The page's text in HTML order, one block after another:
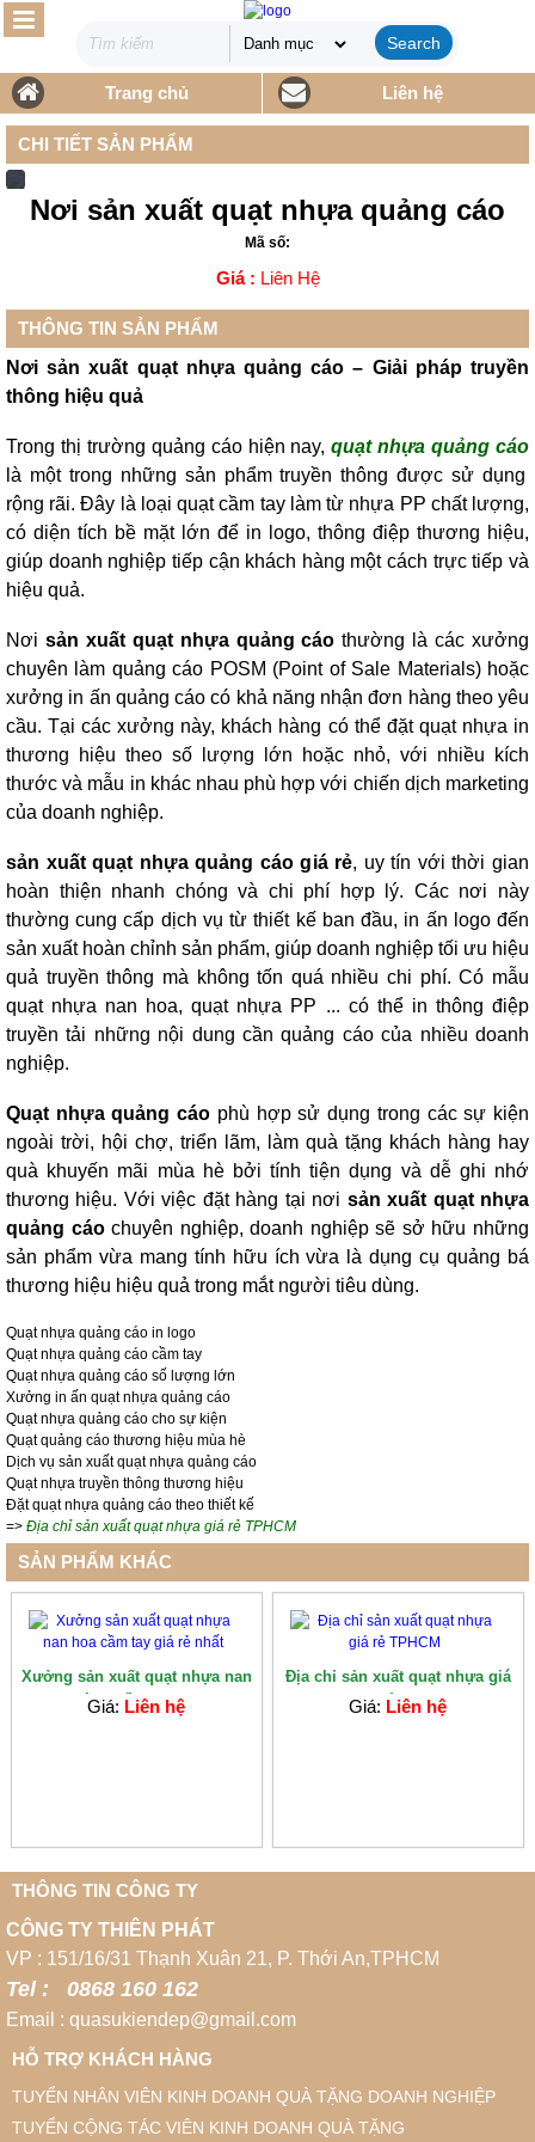
Search
Trang chủ Liên hệ
CHI TIẾT SẢN PHẨM
Nơi sản xuất quạt nhựa quảng cáo
Mã số:
Giá : Liên Hệ
THÔNG TIN SẢN PHẨM
Nơi sản xuất quạt nhựa quảng cáo – Giải pháp truyền
thông hiệu quả
Trong thị trường quảng cáo hiện nay,quạt nhựa quảng cáo
là một trong những sản phẩm truyền thông được sử dụng
rộng rãi. Đây là loại quạt cầm tay làm từ nhựa PP chất lượng,
có diện tích bề mặt lớn để in logo, thông điệp thương hiệu,
giúp doanh nghiệp tiếp cận khách hàng một cách trực tiếp và
hiệu quả.
Nơi sản xuất quạt nhựa quảng cáo thường là các xưởng
chuyên làm quảng cáo POSM (Point of Sale Materials) hoặc
xưởng in ấn quảng cáo có khả năng nhận đơn hàng theo yêu
cầu. Tại các xưởng này, khách hàng có thể đặt quạt nhựa in
thương hiệu theo số lượng lớn hoặc nhỏ, với nhiều kích
thước và mẫu in khác nhau phù hợp với chiến dịch marketing
của doanh nghiệp.
sản xuất quạt nhựa quảng cáo giá rẻ, uy tín với thời gian
hoàn thiện nhanh chóng và chi phí hợp lý. Các nơi này
thường cung cấp dịch vụ từ thiết kế ban đầu, in ấn logo đến
sản xuất hoàn chỉnh sản phẩm, giúp doanh nghiệp tối ưu hiệu
quả truyền thông mà không tốn quá nhiều chi phí. Có mẫu
quạt nhựa nan hoa, quạt nhựa PP ... có thể in thông điệp
truyền tải những nội dung cần quảng cáo của nhiều doanh
nghiệp.
Quạt nhựa quảng cáo phù hợp sử dụng trong các sự kiện
ngoài trời, hội chợ, triển lãm, làm quà tặng khách hàng hay
quà khuyến mãi mùa hè bởi tính tiện dụng và dễ ghi nhớ
thương hiệu. Với việc đặt hàng tại nơi sản xuất quạt nhựa
quảng cáochuyên nghiệp, doanh nghiệp sẽ sở hữu những
sản phẩm vừa mang tính hữu ích vừa là dụng cụ quảng bá
thương hiệu hiệu quả trong mắt người tiêu dùng.
Quạt nhựa quảng cáo in logo
Quạt nhựa quảng cáo cầm tay
Quạt nhựa quảng cáo số lượng lớn
Xưởng in ấn quạt nhựa quảng cáo
Quạt nhựa quảng cáo cho sự kiện
Quạt quảng cáo thương hiệu mùa hè
Dịch vụ sản xuất quạt nhựa quảng cáo
Quạt nhựa truyền thông thương hiệu
Đặt quạt nhựa quảng cáo theo thiết kế
=> Địa chỉ sản xuất quạt nhựa giá rẻ TPHCM
SẢN PHẨM KHÁC
Xưởng sản xuất quạt nhựa nan
hoa cầm tay...
Giá: Liên hệ
Địa chỉ sản xuất quạt nhựa giá
rẻ ...
Giá: Liên hệ
THÔNG TIN CÔNG TY
CÔNG TY THIÊN PHÁT
VP : 151/16/31 Thạnh Xuân 21, P. Thới An,TPHCM
Tel : 0868 160 162
Email : quasukiendep@gmail.com
HỖ TRỢ KHÁCH HÀNG
TUYỂN NHÂN VIÊN KINH DOANH QUÀ TẶNG DOANH NGHIỆP
TUYỂN CỘNG TÁC VIÊN KINH DOANH QUÀ TẶNG